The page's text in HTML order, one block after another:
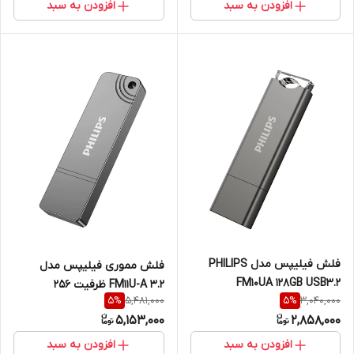
افزودن به سبد افزودن به سبد
فلش فیلیپس مدل PHILIPS
FM10UA 128GB USB3.2
3,040,000
5%
2,858,000
افزودن به سبد
فلش مموری فیلیپس مدل
FM11U-A 3.2 ظرفیت 256
گیگابایت با رابط USB 3.2
5,481,000
5%
5,153,000
افزودن به سبد